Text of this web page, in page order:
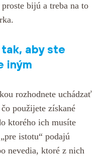
bijú a treba na to
aby ste
iným
rozhodnete uchádzať
použijete získané
ktorého ich musíte
istotu“ podajú
nevedia, ktoré z nich